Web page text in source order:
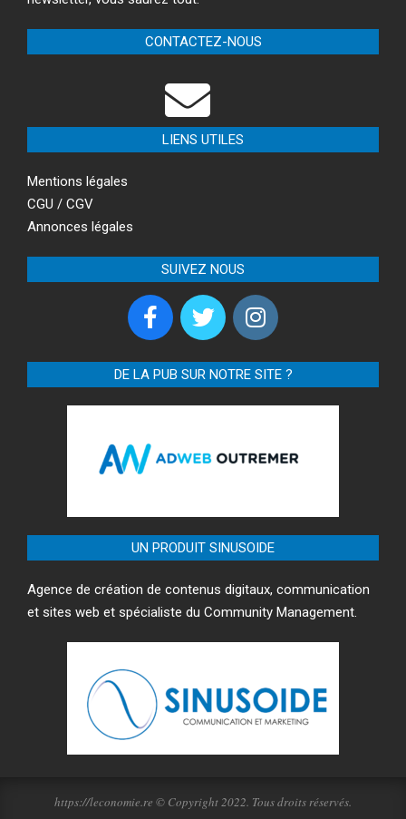
CONTACTEZ-NOUS
LIENS UTILES
Mentions légales
CGU / CGV
Annonces légales
SUIVEZ NOUS
DE LA PUB SUR NOTRE SITE ?
UN PRODUIT SINUSOIDE
Agence de création de contenus digitaux, communication
et sites web et spécialiste du Community Management.
https://leconomie.re © Copyright 2022. Tous droits réservés.